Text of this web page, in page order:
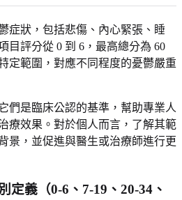
症狀，包括悲傷、內心緊張、睡
目評分從 0 到 6，最高總分為 60
定範圍，對應不同程度的憂鬱嚴重
們是臨床公認的基準，幫助專業人
療效果。對於個人而言，了解其範
景，並促進與醫生或治療師進行更
定義（0-6、7-19、20-34、